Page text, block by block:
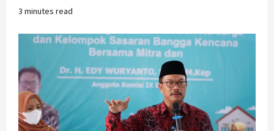
3 minutes read